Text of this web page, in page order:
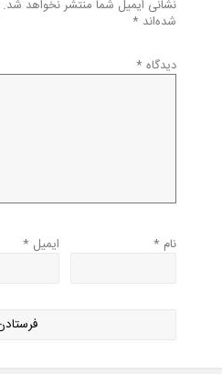
نشانی ایمیل شما منتشر نخواهد شد.
شده‌اند *
دیدگاه *
نام * ایمیل *